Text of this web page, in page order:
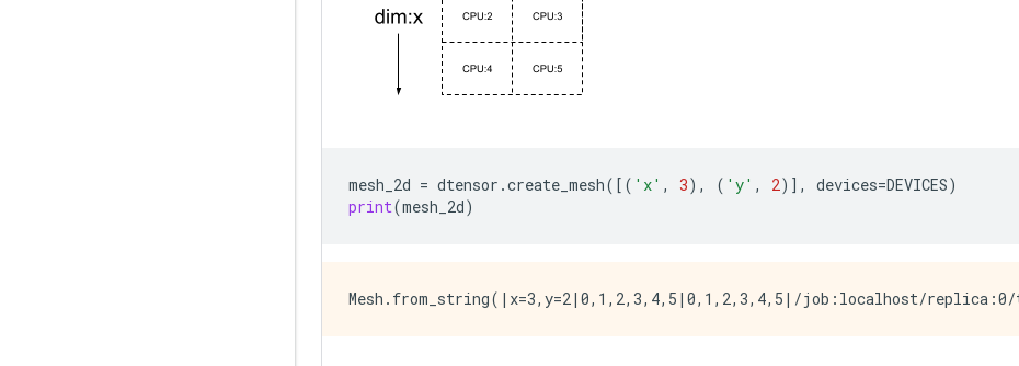
mesh_2d = dtensor .create_mesh([( 'x' , 3), ( 'y' , 2)], devices=DEVICES)
print(mesh_2d)